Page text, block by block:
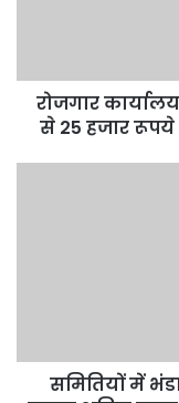
रोजगार
से 25 हजार रूपये
समितियों में